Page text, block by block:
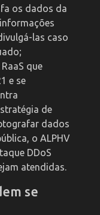
os dados da
las caso
que
e se
de
dados
o ALPHV
DDoS
atendidas.
se